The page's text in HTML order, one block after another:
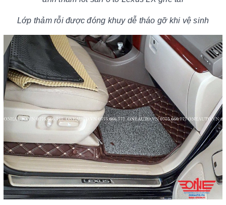
Lớp thảm rỗi được đóng khuy dễ tháo gỡ khi vệ sinh